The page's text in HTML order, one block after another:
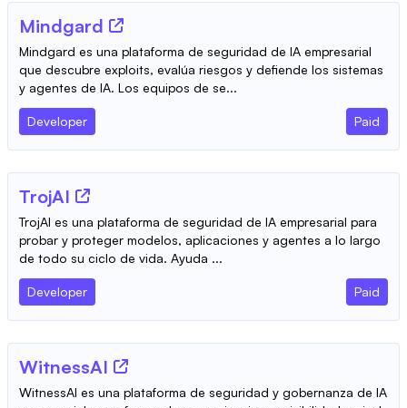
Mindgard
Mindgard es una plataforma de seguridad de IA empresarial
que descubre exploits, evalúa riesgos y defiende los sistemas
y agentes de IA. Los equipos de se...
Developer Paid
TrojAI
TrojAI es una plataforma de seguridad de IA empresarial para
probar y proteger modelos, aplicaciones y agentes a lo largo
de todo su ciclo de vida. Ayuda ...
Developer Paid
WitnessAI
WitnessAI es una plataforma de seguridad y gobernanza de IA